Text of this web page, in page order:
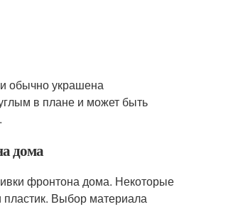
обычно украшена
в плане и может быть
дома
фронтона дома. Некоторые
пластик. Выбор материала